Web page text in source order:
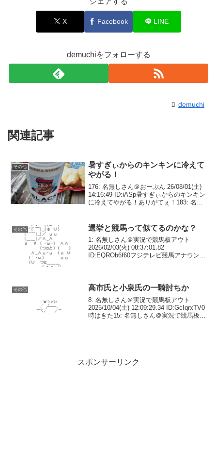
X Facebook LINE
demuchiをフォローする
demuchi
関連記事
その他
暑すぎぃからのキンキンに冷えて
やがる！
176: 名無しさん＠おーぷん 26/08/01(土)
14:16:49 ID:iASp暑すぎぃからのキンキン
に冷えてやがる！ありがてぇ！183: 名無
その他 選挙と競馬って似てるのかな？
1: 名無しさん＠実況で競馬板アウト
2026/02/03(火) 08:37:01.82
ID:EQROb6f60フジテレビ競馬アナウンサ
その他 高市氏と小泉氏の一騎討ちか
8: 名無しさん＠実況で競馬板アウト
2025/10/04(土) 12:09:29.34 ID:GcIqrxTV0
時はきた15: 名無しさん＠実況で競馬板ア
スポンサーリンク